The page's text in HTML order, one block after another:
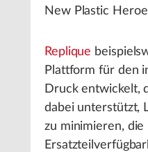
New Plastic
Replique
Plattform für den
Druck entwickelt,
dabei unterstützt,
zu minimieren, die